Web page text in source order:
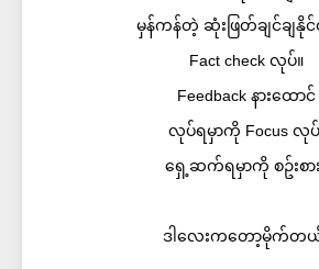
မှန်ကန်တဲ့ ဆုံးဖြတ်ချင်ချနို
Fact check လုပ်။
Feedback နားထောင်
လုပ်ရမှာကို Focus လုပ်
ရှေ့ဆက်ရမှာကို စဥ်းစာ
ဒါလေးကတော့မိုက်တ